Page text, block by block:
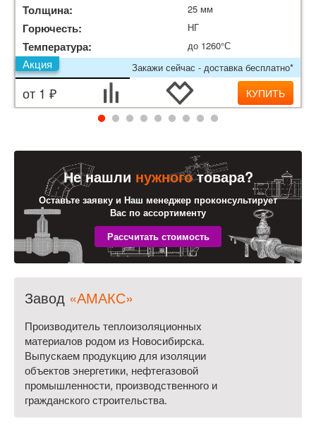
Толщина: 25 мм
Горючесть: НГ
Температура:
до 1260°С
Закажи сейчас - доставка бесплатно*
Акция
от 1 ₽ КУПИТЬ
Не нашли нужноготовара?
Оставьте заявку и Наш менеджер проконсультирует
Вас по ассортименту
Завод «АМАКС»
Производитель теплоизоляционных
материалов родом из Новосибирска.
Выпускаем продукцию для изоляции
объектов энергетики, нефтегазовой
промышленности, производственного и
гражданского строительства.